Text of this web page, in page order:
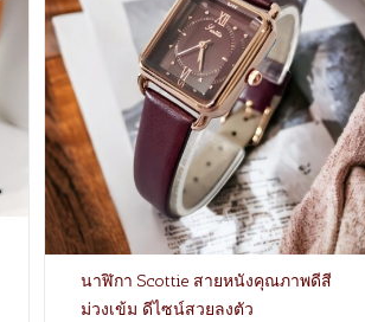
นาฬิกา Scottie สายหนังคุณภาพดีสี
ม่วงเข้ม ดีไซน์สวยลงตัว